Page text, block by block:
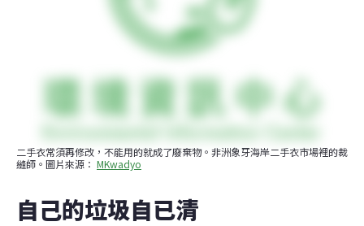
二手衣常須再修改，不能用的就成了廢棄物。非洲象牙海岸二手衣市場裡的裁
縫師。圖片來源： MKwadyo
自己的垃圾自已清